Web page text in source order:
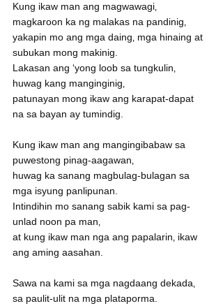
Kung ikaw man ang magwawagi‚
magkaroon ka ng malakas na pandinig‚
yakapin mo ang mga daing‚ mga hinaing at
subukan mong makinig.
Lakasan ang ‘yong loob sa tungkulin‚
huwag kang manginginig‚
patunayan mong ikaw ang karapat-dapat
na sa bayan ay tumindig.
Kung ikaw man ang mangingibabaw sa
puwestong pinag-aagawan‚
huwag ka sanang magbulag-bulagan sa
mga isyung panlipunan.
Intindihin mo sanang sabik kami sa pag-
unlad noon pa man‚
at kung ikaw man nga ang papalarin‚ ikaw
ang aming aasahan.
Sawa na kami sa mga nagdaang dekada‚
sa paulit-ulit na mga plataporma.